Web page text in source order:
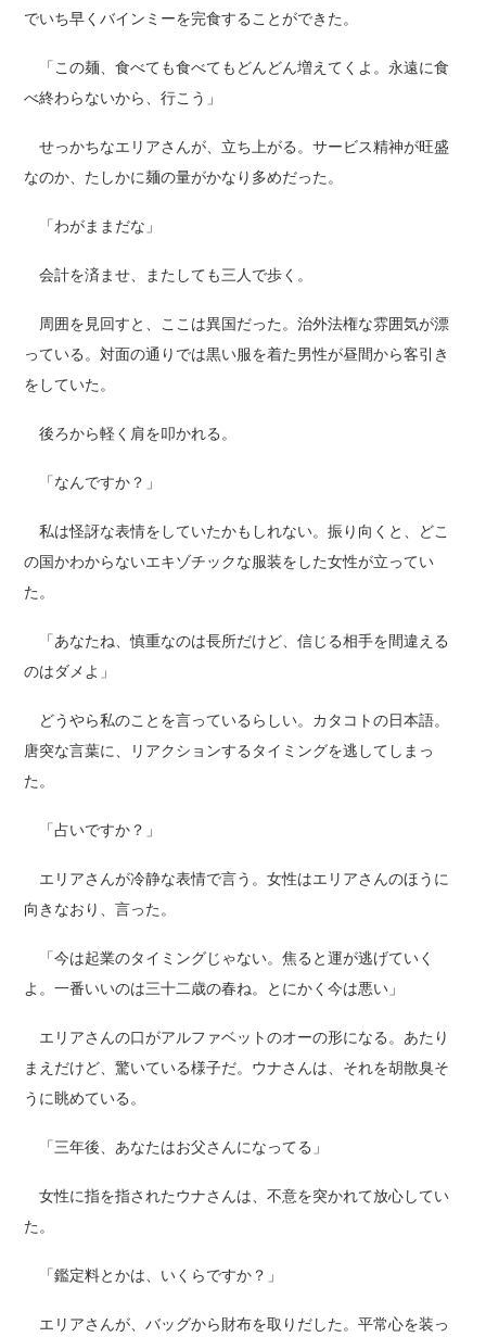
でいち早くバインミーを完食することができた。
「この麺、食べても食べてもどんどん増えてくよ。永遠に食
べ終わらないから、行こう」
せっかちなエリアさんが、立ち上がる。サービス精神が旺盛
なのか、たしかに麺の量がかなり多めだった。
「わがままだな」
会計を済ませ、またしても三人で歩く。
周囲を見回すと、ここは異国だった。治外法権な雰囲気が漂
っている。対面の通りでは黒い服を着た男性が昼間から客引き
をしていた。
後ろから軽く肩を叩かれる。
「なんですか？」
私は怪訝な表情をしていたかもしれない。振り向くと、どこ
の国かわからないエキゾチックな服装をした女性が立ってい
た。
「あなたね、慎重なのは長所だけど、信じる相手を間違える
のはダメよ」
どうやら私のことを言っているらしい。カタコトの日本語。
唐突な言葉に、リアクションするタイミングを逃してしまっ
た。
「占いですか？」
エリアさんが冷静な表情で言う。女性はエリアさんのほうに
向きなおり、言った。
「今は起業のタイミングじゃない。焦ると運が逃げていく
よ。一番いいのは三十二歳の春ね。とにかく今は悪い」
エリアさんの口がアルファベットのオーの形になる。あたり
まえだけど、驚いている様子だ。ウナさんは、それを胡散臭そ
うに眺めている。
「三年後、あなたはお父さんになってる」
女性に指を指されたウナさんは、不意を突かれて放心してい
た。
「鑑定料とかは、いくらですか？」
エリアさんが、バッグから財布を取りだした。平常心を装っ